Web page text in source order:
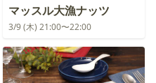
マッスル大漁ナッツ
3/9 (木) 21:00〜22:00